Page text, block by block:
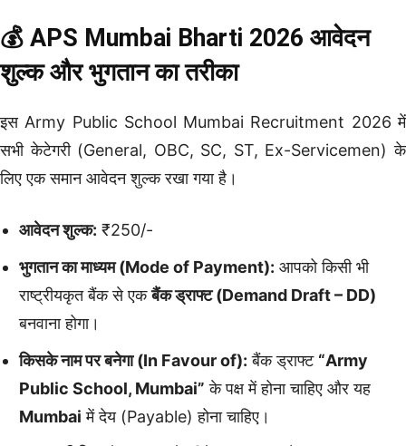
💰 APS Mumbai Bharti 2026 आवेदन
शुल्क और भुगतान का तरीका
इस Army Public School Mumbai Recruitment 2026 में
सभी केटेगरी (General, OBC, SC, ST, Ex-Servicemen) के
लिए एक समान आवेदन शुल्क रखा गया है।
आवेदन शुल्क: ₹250/-
भुगतान का माध्यम (Mode of Payment): आपको किसी भी
राष्ट्रीयकृत बैंक से एकबैंक ड्राफ्ट (Demand Draft – DD)
बनवाना होगा।
किसके नाम पर बनेगा (In Favour of): बैंक ड्राफ्ट “Army
Public School, Mumbai” के पक्ष में होना चाहिए और यह
Mumbai में देय (Payable) होना चाहिए।